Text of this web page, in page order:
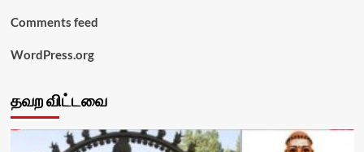
Comments feed
WordPress.org
தவற விட்டவை